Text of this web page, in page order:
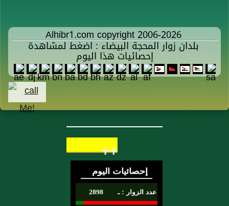
Alhibr1.com copyright 2006-2026
بلدان زوار المحجة البيضاء : اضغط لمشاهدة
إحصائيات هذا اليوم
++